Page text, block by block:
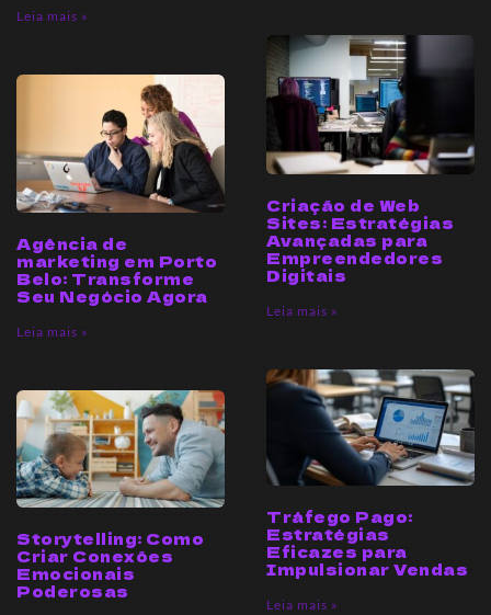
Leia mais »
Agência de
marketing em Porto
Belo: Transforme
Seu Negócio Agora
Leia mais »
Criação de Web
Sites: Estratégias
Avançadas para
Empreendedores
Digitais
Leia mais »
Storytelling: Como
Criar Conexões
Emocionais
Poderosas
Tráfego Pago:
Estratégias
Eficazes para
Impulsionar Vendas
Leia mais »